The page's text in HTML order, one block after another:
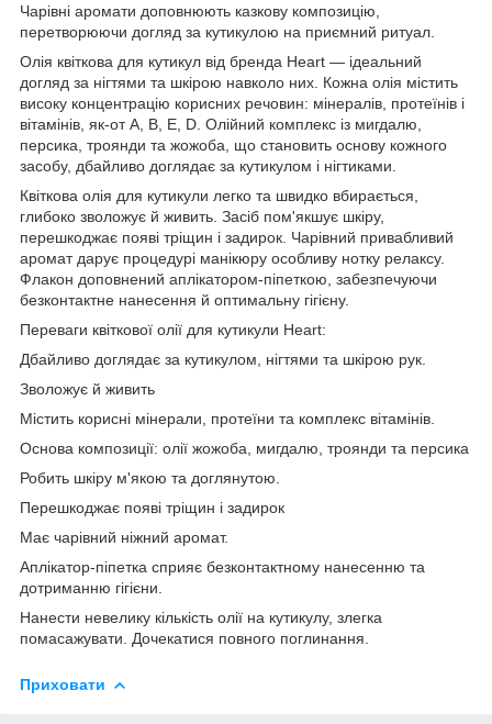
Чарівні аромати доповнюють казкову композицію,
перетворюючи догляд за кутикулою на приємний ритуал.
Олія квіткова для кутикул від бренда Heart — ідеальний
догляд за нігтями та шкірою навколо них. Кожна олія містить
високу концентрацію корисних речовин: мінералів, протеїнів і
вітамінів, як-от А, B, Е, D. Олійний комплекс із мигдалю,
персика, троянди та жожоба, що становить основу кожного
засобу, дбайливо доглядає за кутикулом і нігтиками.
Квіткова олія для кутикули легко та швидко вбирається,
глибоко зволожує й живить. Засіб пом'якшує шкіру,
перешкоджає появі тріщин і задирок. Чарівний привабливий
аромат дарує процедурі манікюру особливу нотку релаксу.
Флакон доповнений аплікатором-піпеткою, забезпечуючи
безконтактне нанесення й оптимальну гігієну.
Переваги квіткової олії для кутикули Heart:
Дбайливо доглядає за кутикулом, нігтями та шкірою рук.
Зволожує й живить
Містить корисні мінерали, протеїни та комплекс вітамінів.
Основа композиції: олії жожоба, мигдалю, троянди та персика
Робить шкіру м'якою та доглянутою.
Перешкоджає появі тріщин і задирок
Має чарівний ніжний аромат.
Аплікатор-піпетка сприяє безконтактному нанесенню та
дотриманню гігієни.
Нанести невелику кількість олії на кутикулу, злегка
помасажувати. Дочекатися повного поглинання.
Приховати